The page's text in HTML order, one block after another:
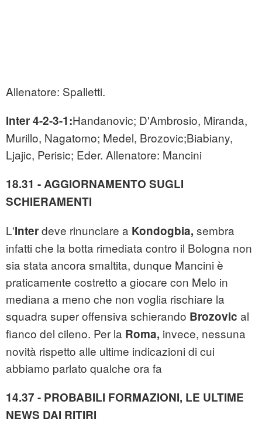
Allenatore: Spalletti.
Inter 4-2-3-1:Handanovic; D'Ambrosio, Miranda,
Murillo, Nagatomo; Medel, Brozovic;Biabiany,
Ljajic, Perisic; Eder. Allenatore: Mancini
18.31 - AGGIORNAMENTO SUGLI
SCHIERAMENTI
L'Interdeve rinunciare a Kondogbia, sembra
infatti che la botta rimediata contro il Bologna non
sia stata ancora smaltita, dunque Mancini è
praticamente costretto a giocare con Melo in
mediana a meno che non voglia rischiare la
squadra super offensiva schierando Brozovic al
fianco del cileno. Per la Roma, invece, nessuna
novità rispetto alle ultime indicazioni di cui
abbiamo parlato qualche ora fa
14.37 - PROBABILI FORMAZIONI, LE ULTIME
NEWS DAI RITIRI